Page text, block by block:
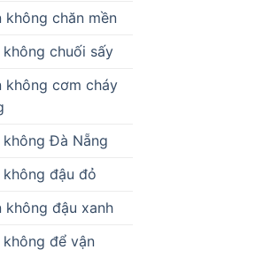
không chăn mền
không chuối sấy
không cơm cháy
không Đà Nẵng
không đậu đỏ
không đậu xanh
để vận